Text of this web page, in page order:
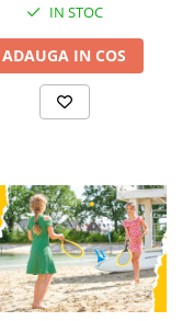
IN STOC
ADAUGA IN COS